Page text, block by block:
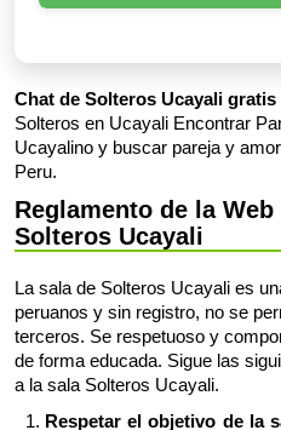
Chat de Solteros Ucayali gratis
Solteros en Ucayali Encontrar
Ucayalino y buscar pareja y
Peru.
Reglamento de la
Solteros Ucayali
La sala de Solteros Ucayali es
peruanos y sin registro, no se
terceros. Se respetuoso y
de forma educada. Sigue las
a la sala Solteros Ucayali.
Respetar el objetivo de la